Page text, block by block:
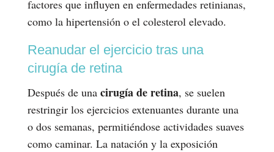
factores que influyen en enfermedades retinianas,
como la hipertensión o el colesterol elevado.
Reanudar el ejercicio tras una
cirugía de retina
Después de una cirugía de retina, se suelen
restringir los ejercicios extenuantes durante una
o dos semanas, permitiéndose actividades suaves
como caminar. La natación y la exposición